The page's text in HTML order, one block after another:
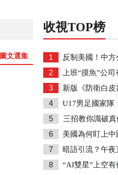
圖文選集
收視TOP榜
1 反制美國！中
2 上班“摸魚”公
3 新版《防衛白
4 U17男足國家隊
5 三招教你識破
6 美國為何盯上中
7 暗語引流？午夜
8 “AI雙星”上空有